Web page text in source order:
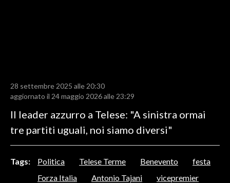
CALCIO
CALCIO REGIONALE
BASKET
VOLLEY
MOTORI
TENNIS
ALTRI SPORT
28 settembre 2025 alle 20:30
aggiornato il 24 maggio 2026 alle 23:29
Il leader azzurro a Telese: "A sinistra ormai
tre partiti uguali, noi siamo diversi"
Tags: Politica Telese Terme Benevento
festa
Forza Italia
Antonio Tajani
vicepremier